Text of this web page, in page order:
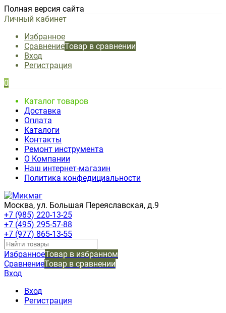
Полная версия сайта
Личный кабинет
Избранное
СравнениеТовар в сравнении
Вход
Регистрация
0
Каталог товаров
Доставка
Оплата
Каталоги
Контакты
Ремонт инструмента
О Компании
Наш интернет-магазин
Политика конфедициальности
Москва, ул. Большая Переяславская, д.9
+7 (985) 220-13-25
+7 (495) 295-57-88
+7 (977) 865-13-55
ИзбранноеТовар в избранном
СравнениеТовар в сравнении
Вход
Вход
Регистрация